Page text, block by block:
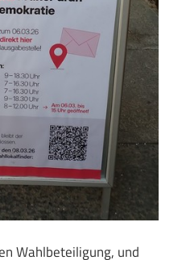
Wahlbeteiligung, und